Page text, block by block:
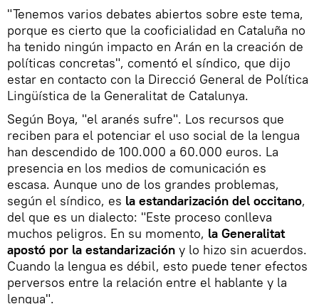
"Tenemos varios debates abiertos sobre este tema,
porque es cierto que la cooficialidad en Cataluña no
ha tenido ningún impacto en Arán en la creación de
políticas concretas", comentó el síndico, que dijo
estar en contacto con la Direcció General de Política
Lingüística de la Generalitat de Catalunya.
Según Boya, "el aranés sufre". Los recursos que
reciben para el potenciar el uso social de la lengua
han descendido de 100.000 a 60.000 euros. La
presencia en los medios de comunicación es
escasa. Aunque uno de los grandes problemas,
según el síndico, es la estandarización del occitano,
del que es un dialecto: "Este proceso conlleva
muchos peligros. En su momento, la Generalitat
apostó por la estandarización y lo hizo sin acuerdos.
Cuando la lengua es débil, esto puede tener efectos
perversos entre la relación entre el hablante y la
lengua".